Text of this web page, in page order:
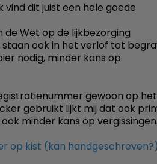
vind dit juist een hele goede
de Wet op de lijkbezorging
ook in het verlof tot
nodig, minder kans op
gewoon op het
gebruikt lijkt mij dat ook
minder kans op vergissingen.
op kist (kan handgeschreven?)